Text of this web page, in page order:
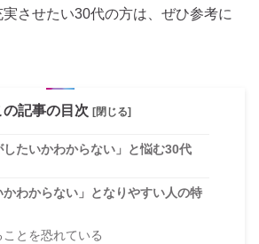
させたい30代の方は、ぜひ参考に
の記事の目次 [閉じる]
したいかわからない」と悩む30代
かわからない」となりやすい人の特
ことを恐れている